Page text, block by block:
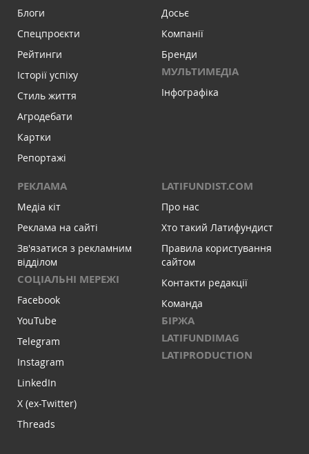
Блоги
Спецпроєкти
Рейтинги
Історії успіху
Стиль життя
Агродебати
Картки
Репортажі
Досьє
Компанії
Бренди
МУЛЬТИМЕДІА
Інфографіка
РЕКЛАМА
Медіа кіт
Реклама на сайті
Зв'язатися з рекламним
відділом
СОЦІАЛЬНІ МЕРЕЖІ
Facebook
YouTube
Telegram
Instagram
LinkedIn
X (ex-Twitter)
Threads
LATIFUNDIST.COM
Про нас
Хто такий Латифундист
Правила користування
сайтом
Контакти редакції
Команда
БІРЖА
LATIFUNDIMAG
LATIPRODUCTION